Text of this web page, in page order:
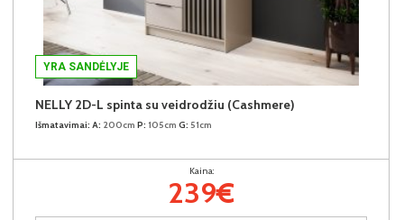
YRA SANDĖLYJE
NELLY 2D-L spinta su veidrodžiu (Cashmere)
Išmatavimai: A: 200cm P: 105cm G: 51cm
Kaina:
239€